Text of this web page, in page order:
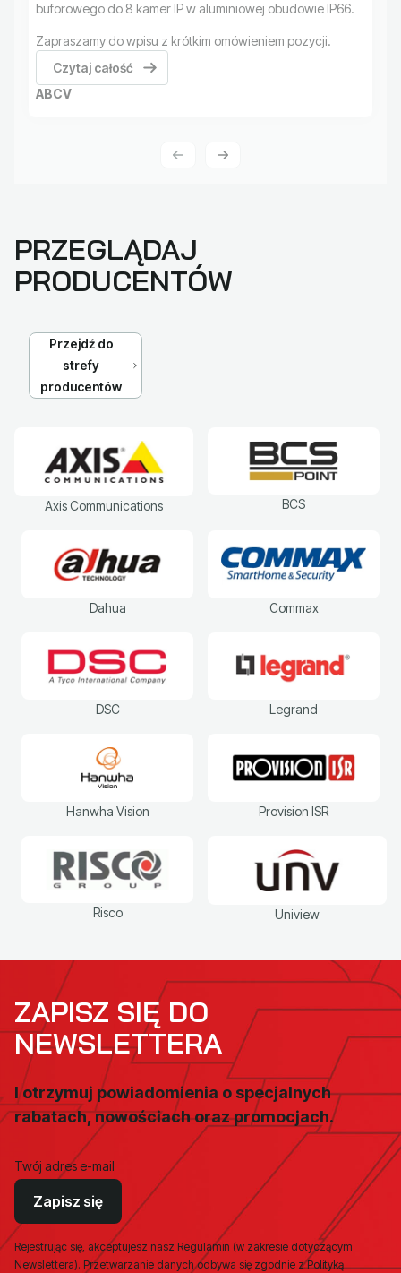
buforowego do 8 kamer IP w aluminiowej obudowie IP66.
Zapraszamy do wpisu z krótkim omówieniem pozycji.
Czytaj całość
ABCV
PRZEGLĄDAJ
PRODUCENTÓW
Przejdź do
strefy
producentów
Axis Communications BCS
Dahua Commax
DSC Legrand
Hanwha Vision Provision ISR
Risco Uniview
ZAPISZ SIĘ DO
NEWSLETTERA
I otrzymuj powiadomienia o specjalnych
rabatach, nowościach oraz promocjach.
Twój adres e-mail
Zapisz się
Rejestrując się, akceptujesz nasz Regulamin (w zakresie dotyczącym
Newslettera). Przetwarzanie danych odbywa się zgodnie z Polityką